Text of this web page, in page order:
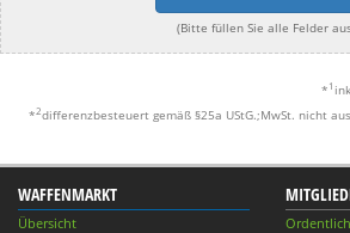
(Bitte füllen Sie alle Felder
* 1
*2differenzbesteuert gemäß §25a UStG.;MwSt. nicht
WAFFENMARKT
Übersicht